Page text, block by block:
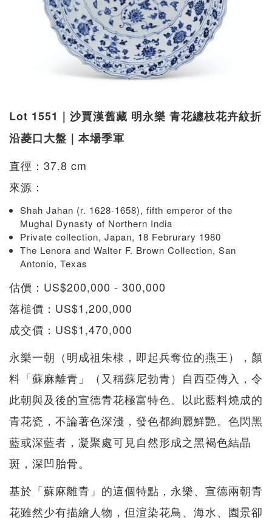
Lot 1551｜沙賈漢舊藏 明永樂 青花纏枝花卉紋折
沿菱口大盤｜本場季軍
直徑：37.8 cm
來源：
Shah Jahan (r. 1628-1658), fifth emperor of the
Mughal Dynasty of Northern India
Private collection, Japan, 18 Februrary 1980
The Lenora and Walter F. Brown Collection, San
Antonio, Texas
估價：US$200,000 - 300,000
落槌價：US$1,200,000
成交價：US$1,470,000
永樂一朝（明成祖朱棣，即起兵奪位的燕王），顏
料「蘇麻離青」（又稱蘇尼勃青）自西亞傳入，令
此朝與及後的宣德青花極富特色。以此藍料燒成的
青花瓷，不論著色深淺，發色都絢麗鮮艷。色閃黑
藍或深藍者，凝聚處可見自然形成之黑褐色結晶
斑，深凹胎骨。
基於「蘇麻離青」的這個特點，永樂、宣德兩朝青
花雖然少有描繪人物，但渲染花鳥、海水、園景卻